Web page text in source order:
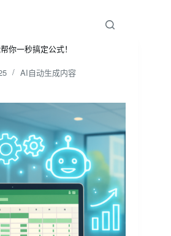
你一秒搞定公式！
AI自动生成内容